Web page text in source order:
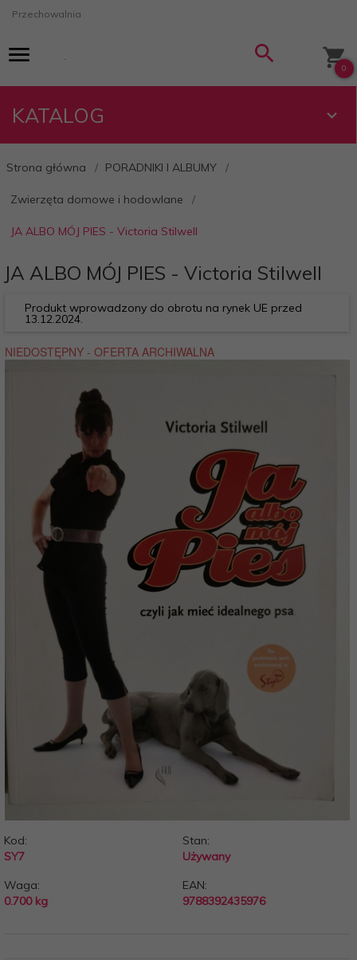
Przechowalnia
0
KATALOG
Strona główna PORADNIKI I ALBUMY
Zwierzęta domowe i hodowlane
JA ALBO MÓJ PIES - Victoria Stilwell
JA ALBO MÓJ PIES - Victoria Stilwell
Produkt wprowadzony do obrotu na rynek UE przed
13.12.2024.
Kod:
SY7
Stan:
Używany
Waga:
0.700 kg
EAN:
9788392435976